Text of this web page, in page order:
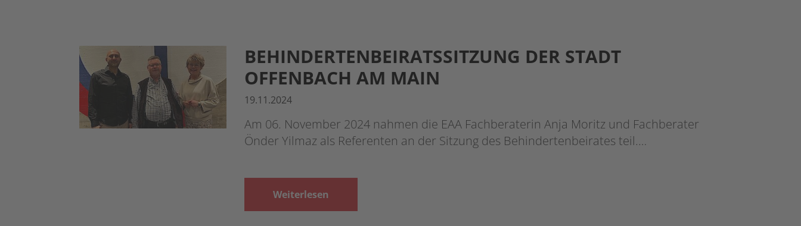
BEHINDERTENBEIRATSSITZUNG DER STADT
OFFENBACH AM MAIN
19.11.2024
Am 06. November 2024 nahmen die EAA Fachberaterin Anja Moritz und Fachberater
Önder Yilmaz als Referenten an der Sitzung des Behindertenbeirates teil.…
Weiterlesen